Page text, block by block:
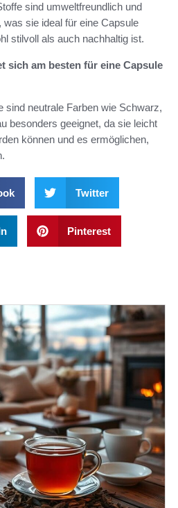
sind umweltfreundlich und
sie ideal für eine Capsule
stilvoll als auch nachhaltig ist.
sich am besten für eine Capsule
sind neutrale Farben wie Schwarz,
besonders geeignet, da sie leicht
können und es ermöglichen,
Twitter
Pinterest